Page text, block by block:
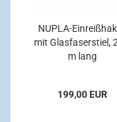
NUPLA-
mit Glasfaserstiel,
m lang
199,00 EUR